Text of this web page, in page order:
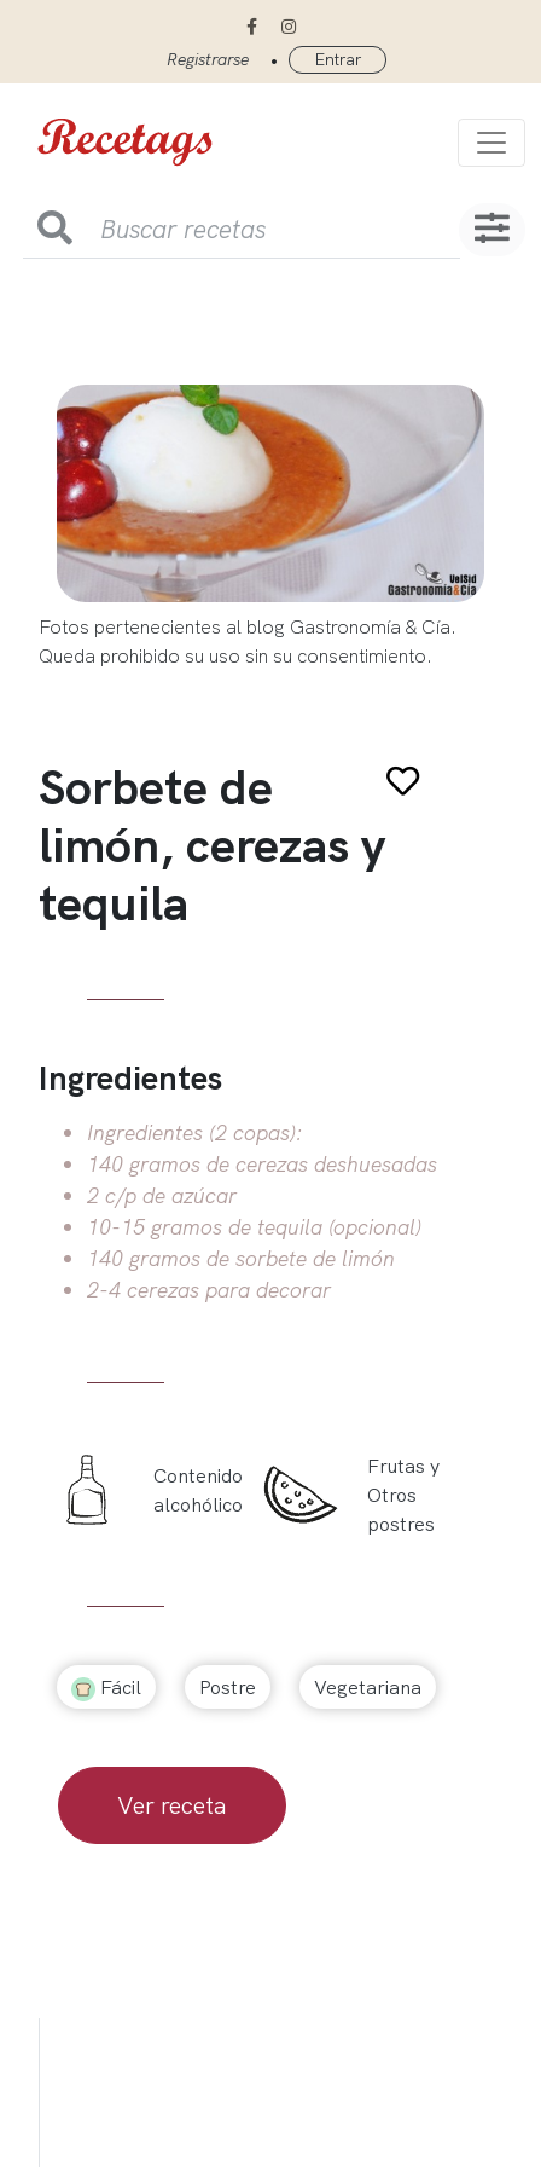
Registrarse • Entrar
Fotos pertenecientes al blog Gastronomía & Cía.
Queda prohibido su uso sin su consentimiento.
Sorbete de
limón, cerezas y
tequila
Ingredientes
Ingredientes (2 copas):
140 gramos de cerezas deshuesadas
2 c/p de azúcar
10-15 gramos de tequila (opcional)
140 gramos de sorbete de limón
2-4 cerezas para decorar
Contenido
alcohólico
Frutas y
Otros
postres
Fácil Postre Vegetariana
Ver receta